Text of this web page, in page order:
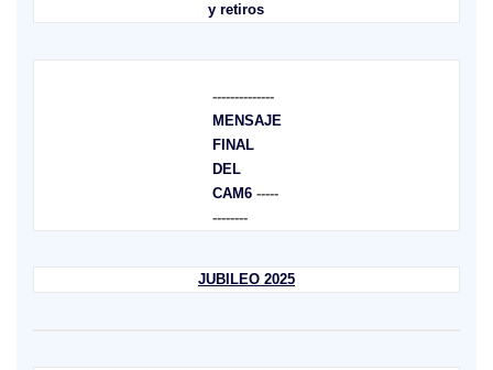
y retiros
--------------
MENSAJE
FINAL
DEL
CAM6-----
--------
JUBILEO 2025